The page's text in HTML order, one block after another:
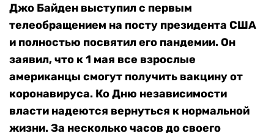
Джо Байден выступил с первым
телеобращением на посту президента США
и полностью посвятил его пандемии. Он
заявил, что к 1 мая все взрослые
американцы смогут получить вакцину от
коронавируса. Ко Дню независимости
власти надеются вернуться к нормальной
жизни. За несколько часов до своего